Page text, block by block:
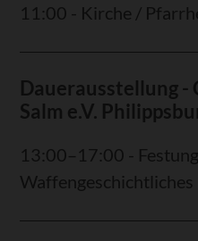
11:00 - Kirche /
Dauerausstellung -
Salm e.V.
13:00–17:00 -
Waffengeschichtliches